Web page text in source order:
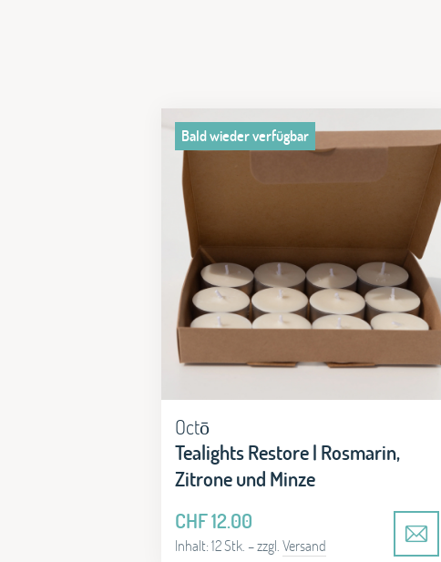
Bald wieder verfügbar
Octō
Tealights Restore | Rosmarin,
Zitrone und Minze
CHF12.00
Inhalt: 12 Stk. – zzgl. Versand